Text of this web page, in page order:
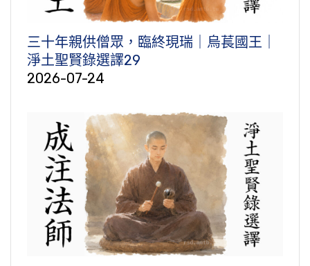
三十年親供僧眾，臨終現瑞｜烏萇國王｜
淨土聖賢錄選譯29
2026-07-24